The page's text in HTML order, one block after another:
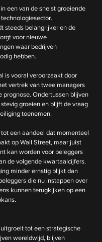
een van de snelst groeiende
steeds belangrijker en de
voor nieuwe
waar bedrijven
hebben.
is vooral veroorzaakt door
vertrek van twee managers
prognose. Ondertussen blijven
groeien en blijft de vraag
toenemen.
een aandeel dat momenteel
op Wall Street, maar juist
kan worden voor beleggers
de volgende kwartaalcijfers.
minder ernstig blijkt dan
die nu instappen over
kunnen terugkijken op een
tot een strategische
wereldwijd, blijven